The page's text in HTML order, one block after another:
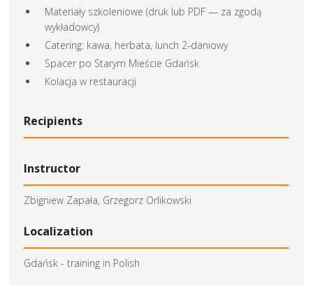
Materiały szkoleniowe (druk lub PDF — za zgodą
wykładowcy)
Catering: kawa, herbata, lunch 2-daniowy
Spacer po Starym Mieście Gdańsk
Kolacja w restauracji
Recipients
Instructor
Zbigniew Zapała, Grzegorz Orlikowski
Localization
Gdańsk - training in Polish